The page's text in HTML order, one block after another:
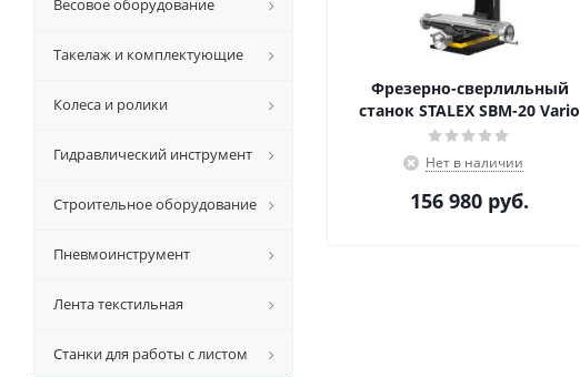
Фрезерно-сверлильный
станок STALEX SBM-20 Vario
Нет в наличии
156 980 руб.
Весовое оборудование
Такелаж и комплектующие
Колеса и ролики
Гидравлический инструмент
Строительное оборудование
Пневмоинструмент
Лента текстильная
Станки для работы с листом